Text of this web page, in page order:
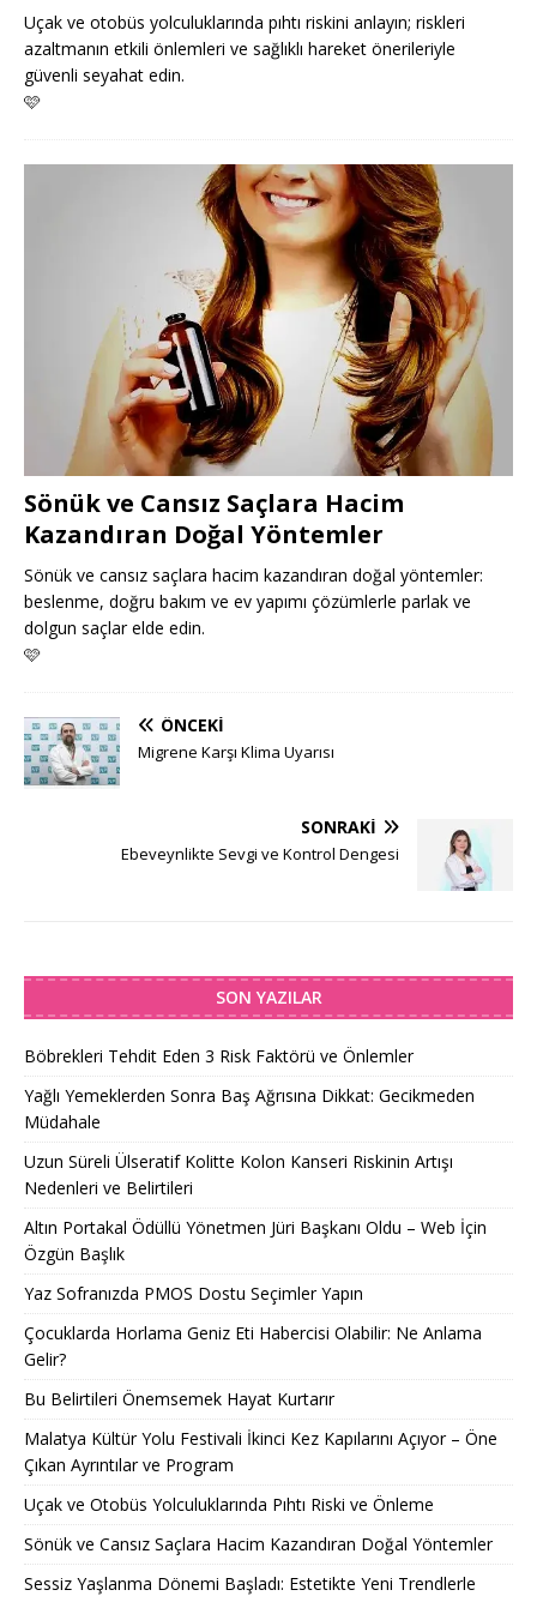
Uçak ve otobüs yolculuklarında pıhtı riskini anlayın; riskleri
azaltmanın etkili önlemleri ve sağlıklı hareket önerileriyle
güvenli seyahat edin.
🩷
Sönük ve Cansız Saçlara Hacim
Kazandıran Doğal Yöntemler
Sönük ve cansız saçlara hacim kazandıran doğal yöntemler:
beslenme, doğru bakım ve ev yapımı çözümlerle parlak ve
dolgun saçlar elde edin.
🩷
ÖNCEKI
Migrene Karşı Klima Uyarısı
SONRAKI
Ebeveynlikte Sevgi ve Kontrol Dengesi
SON YAZILAR
Böbrekleri Tehdit Eden 3 Risk Faktörü ve Önlemler
Yağlı Yemeklerden Sonra Baş Ağrısına Dikkat: Gecikmeden
Müdahale
Uzun Süreli Ülseratif Kolitte Kolon Kanseri Riskinin Artışı
Nedenleri ve Belirtileri
Altın Portakal Ödüllü Yönetmen Jüri Başkanı Oldu – Web İçin
Özgün Başlık
Yaz Sofranızda PMOS Dostu Seçimler Yapın
Çocuklarda Horlama Geniz Eti Habercisi Olabilir: Ne Anlama
Gelir?
Bu Belirtileri Önemsemek Hayat Kurtarır
Malatya Kültür Yolu Festivali İkinci Kez Kapılarını Açıyor – Öne
Çıkan Ayrıntılar ve Program
Uçak ve Otobüs Yolculuklarında Pıhtı Riski ve Önleme
Sönük ve Cansız Saçlara Hacim Kazandıran Doğal Yöntemler
Sessiz Yaşlanma Dönemi Başladı: Estetikte Yeni Trendlerle